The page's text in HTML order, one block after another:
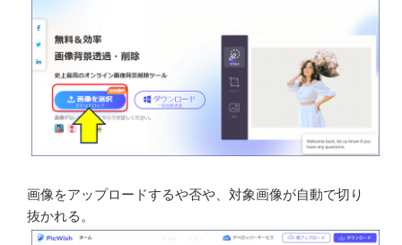
画像をアップロードするや否や、対象画像が自動で切り
抜かれる。